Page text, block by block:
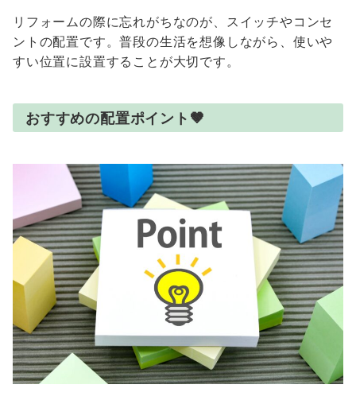
リフォームの際に忘れがちなのが、スイッチやコンセ
ントの配置です。普段の生活を想像しながら、使いや
すい位置に設置することが大切です。
おすすめの配置ポイント 🤎